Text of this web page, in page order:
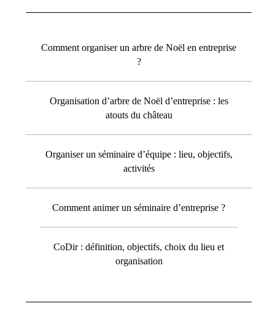
Comment organiser un arbre de Noël en entreprise
?
Organisation d’arbre de Noël d’entreprise : les
atouts du château
Organiser un séminaire d’équipe : lieu, objectifs,
activités
Comment animer un séminaire d’entreprise ?
CoDir : définition, objectifs, choix du lieu et
organisation